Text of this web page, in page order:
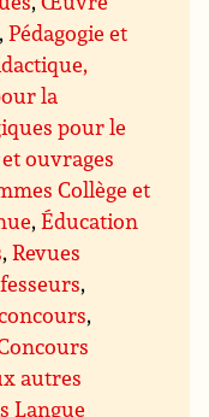
,Pédagogie et
la
pour le
ouvrages
Collège et
,Éducation
,Revues
,
,
autres
Langue